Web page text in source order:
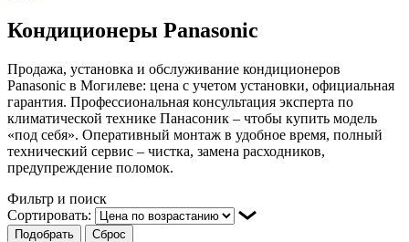
Кондиционеры Panasonic
Продажа, установка и обслуживание кондиционеров
Panasonic в Могилеве: цена с учетом установки, официальная
гарантия. Профессиональная консультация эксперта по
климатической технике Панасоник – чтобы купить модель
«под себя». Оперативный монтаж в удобное время, полный
технический сервис – чистка, замена расходников,
предупреждение поломок.
Фильтр и поиск
Сортировать:
Подобрать Сброс